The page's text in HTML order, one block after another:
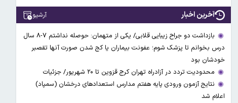
آخرین اخبار آرشیو
بازداشت دو جراح زیبایی قلابی/ یکی از متهمان: حوصله نداشتم ۷-۸ سال
درس بخوانم تا پزشک شوم؛ عفونت بیماران یا کج شدن صورت آنها تقصبر
خودشان بود
محدودیت تردد در آزادراه تهران کرج قزوین تا ۲۰ شهریور/ جزئیات
نتایج آزمون ورودی پایه هفتم مدارس استعدادهای درخشان (سمپاد)
اعلام شد